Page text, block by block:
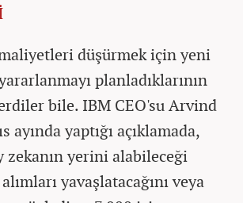
düşürmek için yeni
planladıklarının
bile. IBM CEO'su Arvind
ayında yaptığı açıklamada,
zekanın yerini alabileceği
yavaşlatacağını veya